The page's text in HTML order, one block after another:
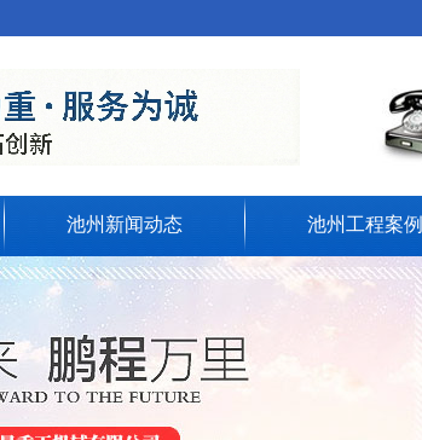
池州新闻动态 池州工程案例